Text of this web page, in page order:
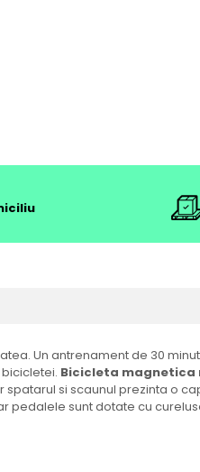
Un antrenament de 30
Bicicleta magnetica
si scaunul prezinta o
pedalele sunt dotate cu